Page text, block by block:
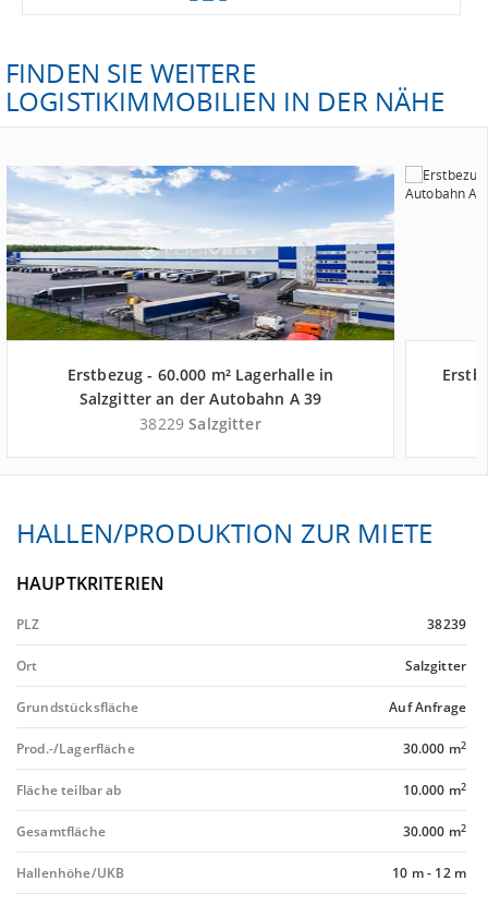
FINDEN SIE WEITERE
LOGISTIKIMMOBILIEN IN DER NÄHE
Erstbezug - 60.000 m² Lagerhalle in
Salzgitter an der Autobahn A 39
38229Salzgitter
HALLEN/PRODUKTION ZUR MIETE
HAUPTKRITERIEN
PLZ 38239
Ort Salzgitter
Grundstücksfläche Auf Anfrage
Prod.-/Lagerfläche 30.000 m2
Fläche teilbar ab 10.000 m2
Gesamtfläche 30.000 m2
Hallenhöhe/UKB 10 m- 12 m